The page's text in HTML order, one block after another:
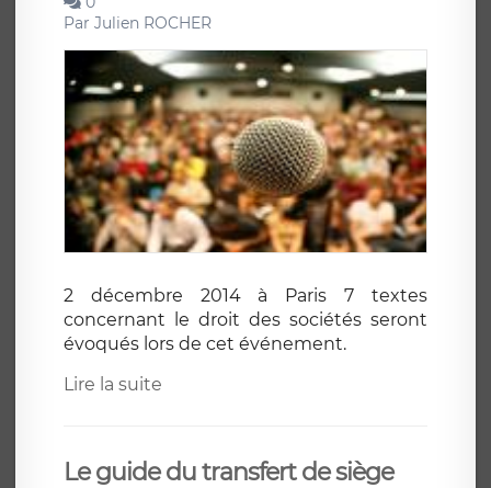
Par Julien ROCHER
2 décembre 2014 à Paris 7 textes
concernant le droit des sociétés seront
évoqués lors de cet événement.
Lire la suite
Le guide du transfert de siège